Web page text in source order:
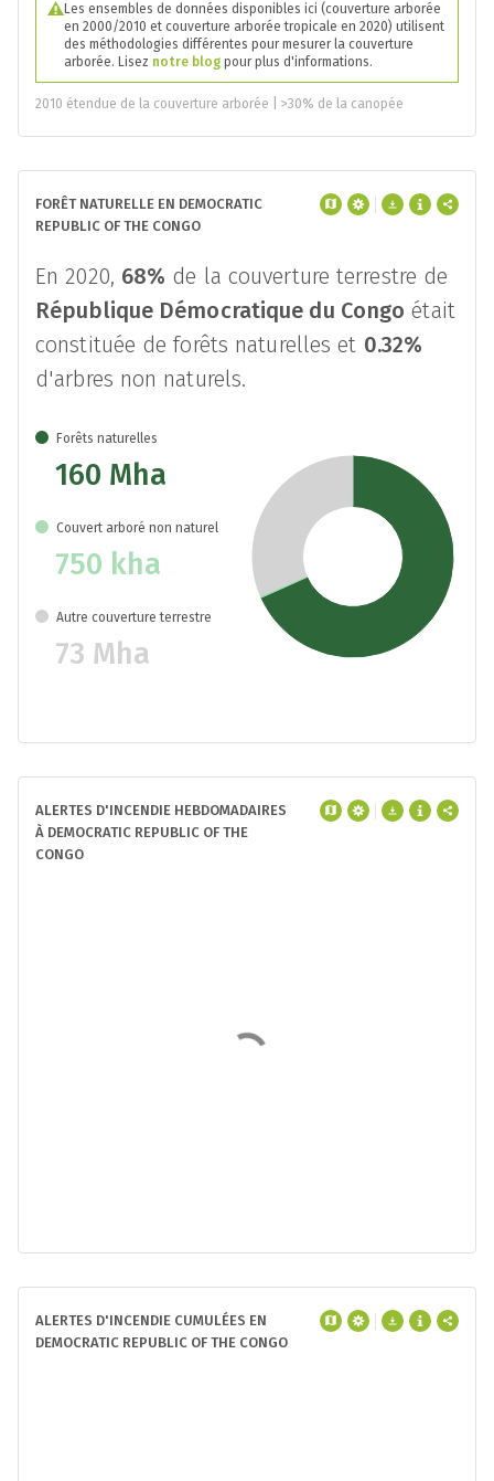
Les ensembles de données disponibles ici (couverture arborée
en 2000/2010 et couverture arborée tropicale en 2020) utilisent
des méthodologies différentes pour mesurer la couverture
arborée. Lisez notre blog pour plus d'informations.
2010 étendue de la couverture arborée | >30% de la canopée
FORÊT NATURELLE EN DEMOCRATIC
REPUBLIC OF THE CONGO
En 2020, 68% de la couverture terrestre de
République Démocratique du Congo était
constituée de forêts naturelles et 0.32%
d'arbres non naturels.
Forêts naturelles
160 Mha
Couvert arboré non naturel
750 kha
Autre couverture terrestre
73 Mha
ALERTES D'INCENDIE HEBDOMADAIRES
À DEMOCRATIC REPUBLIC OF THE
CONGO
ALERTES D'INCENDIE CUMULÉES EN
DEMOCRATIC REPUBLIC OF THE CONGO